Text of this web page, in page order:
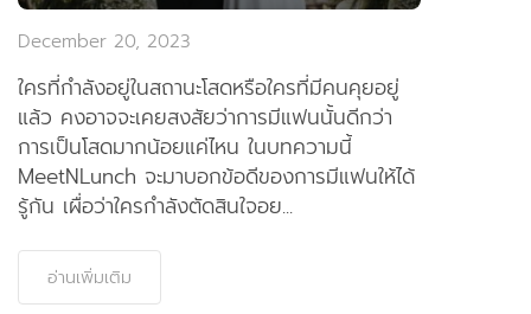
December 20, 2023
ใครที่กำลังอยู่ในสถานะโสดหรือใครที่มีคนคุยอยู่
แล้ว คงอาจจะเคยสงสัยว่าการมีแฟนนั้นดีกว่า
การเป็นโสดมากน้อยแค่ไหน ในบทความนี้
MeetNLunch จะมาบอกข้อดีของการมีแฟนให้ได้
รู้กัน เผื่อว่าใครกำลังตัดสินใจอย...
อ่านเพิ่มเติม